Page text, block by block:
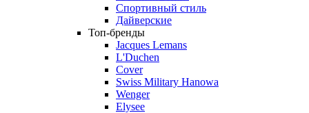
Спортивный стиль
Дайверские
Топ-бренды
Jacques Lemans
L'Duchen
Cover
Swiss Military Hanowa
Wenger
Elysee